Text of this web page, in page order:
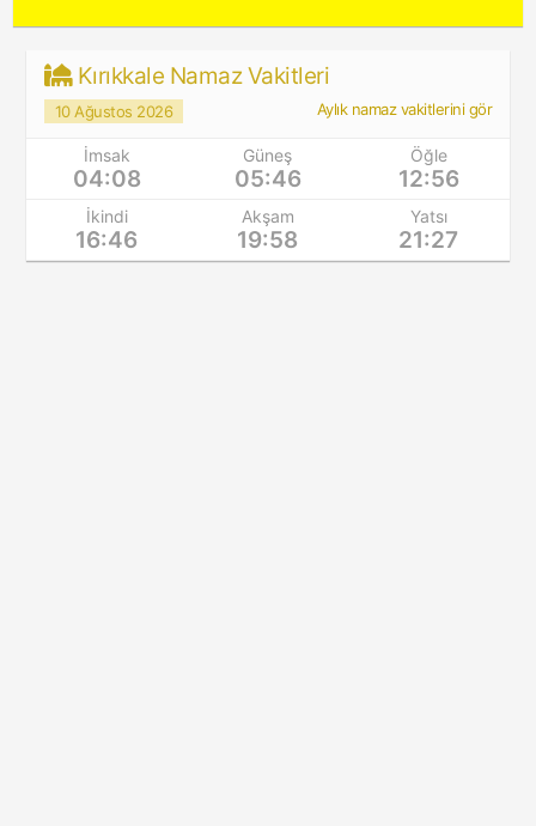
Kırıkkale Namaz Vakitleri
10 Ağustos 2026 Aylık namaz vakitlerini gör
İmsak
04:08
Güneş
05:46
Öğle
12:56
İkindi
16:46
Akşam
19:58
Yatsı
21:27